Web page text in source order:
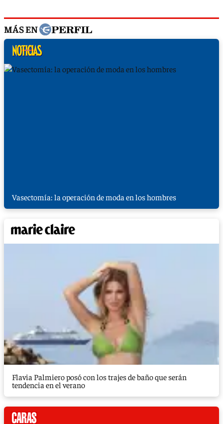
MÁS EN
Vasectomía: la operación de moda en los hombres
Flavia Palmiero posó con los trajes de baño que serán
tendencia en el verano